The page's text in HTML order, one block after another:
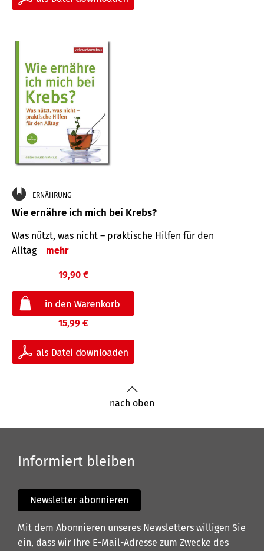
ERNÄHRUNG
Wie ernähre ich mich bei Krebs?
Was nützt, was nicht – praktische Hilfen für den
Alltag
mehr
19,90 €
15,99 €
nach oben
Informiert bleiben
Newsletter abonnieren
Mit dem Abonnieren unseres Newsletters willigen Sie
ein, dass wir Ihre E-Mail-Adresse zum Zwecke des